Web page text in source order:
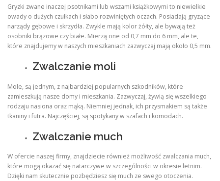
Gryzki zwane inaczej psotnikami lub wszami książkowymi to niewielkie
owady o dużych czułkach i słabo rozwiniętych oczach. Posiadają gryzące
narządy gębowe i skrzydła. Zwykle mają kolor żółty, ale bywają też
osobniki brązowe czy białe. Mierzą one od 0,7 mm do 6 mm, ale te,
które znajdujemy w naszych mieszkaniach zazwyczaj mają około 0,5 mm.
Zwalczanie moli
Mole, są jednym, z najbardziej popularnych szkodników, które
zamieszkują nasze domy i mieszkania. Zazwyczaj, żywią się wszelkiego
rodzaju nasiona oraz mąką. Niemniej jednak, ich przysmakiem są także
tkaniny i futra. Najczęściej, są spotykany w szafach i komodach.
Zwalczanie much
W ofercie naszej firmy, znajdziecie również możliwość zwalczania much,
które mogą okazać się natarczywe w szczególności w okresie letnim.
Dzięki nam skutecznie pozbędziesz się much ze swego otoczenia.